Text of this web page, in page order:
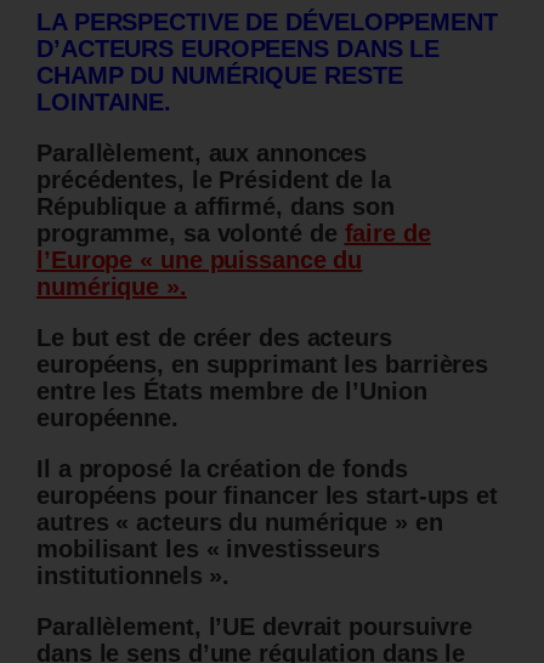
LA PERSPECTIVE DE DÉVELOPPEMENT
D’ACTEURS EUROPEENS DANS LE
CHAMP DU NUMÉRIQUE RESTE
LOINTAINE.
Parallèlement, aux annonces
précédentes, le Président de la
République a affirmé, dans son
programme, sa volonté de faire de
l’Europe « une puissance du
numérique ».
Le but est de créer des acteurs
européens, en supprimant les barrières
entre les États membre de l’Union
européenne.
Il a proposé la création de fonds
européens pour financer les start-ups et
autres « acteurs du numérique » en
mobilisant les « investisseurs
institutionnels ».
Parallèlement, l’UE devrait poursuivre
dans le sens d’une régulation dans le